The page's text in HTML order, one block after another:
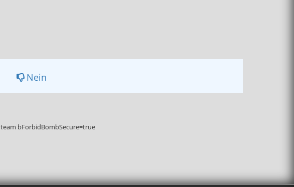
Nein
bForbidBombSecure=true